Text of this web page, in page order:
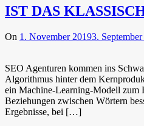
IST DAS
On 1. November 20193.
SEO Agenturen kommen ins
Algorithmus hinter dem
ein Machine-Learning-Modell zum
Beziehungen zwischen Wörtern
Ergebnisse, bei […]